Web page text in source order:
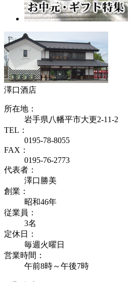
澤口酒店
所在地：
岩手県八幡平市大更2-11-2
TEL：
0195-78-8055
FAX：
0195-76-2773
代表者：
澤口勝美
創業：
昭和46年
従業員：
3名
定休日：
毎週火曜日
営業時間：
午前8時～午後7時